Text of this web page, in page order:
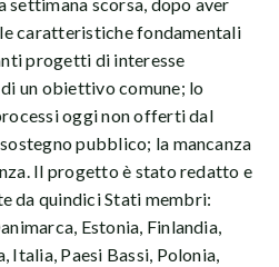
caratteristiche fondamentali
progetti di interesse
un obiettivo comune; lo
oggi non offerti dal
pubblico; la mancanza
Il progetto è stato redatto e
da quindici Stati membri:
Estonia, Finlandia,
Italia, Paesi Bassi, Polonia,